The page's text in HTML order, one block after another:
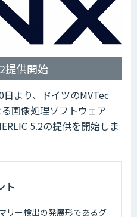
提供開始
より、ドイツのMVTec
画像処理ソフトウェア
5.2の提供を開始しま
ト
リー検出の発展形であるグ